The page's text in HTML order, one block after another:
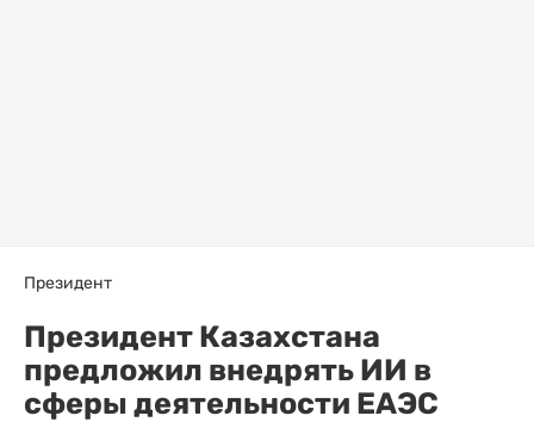
Президент
Президент Казахстана
предложил внедрять ИИ в
сферы деятельности ЕАЭС